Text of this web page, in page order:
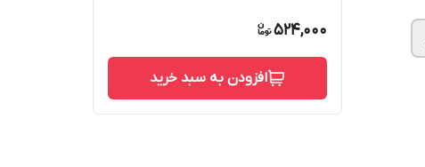
524,000
افزودن به سبد خرید